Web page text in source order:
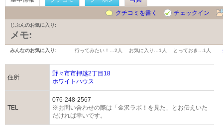
クチコミを書く
チェックイン
じぶんのお気に入り:
メモ:
みんなのお気に入り: 行ってみたい！… 2人 お気に入り… 1人 とっておき… 1人
住所
野々市市押越2丁目18
ホワイトハウス
TEL
076-248-2567
※お問い合わせの際は「金沢ラボ！を見た」とお伝えいた
だければ幸いです。